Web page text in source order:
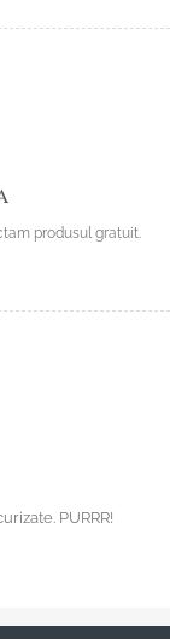
produsul gratuit.
PURRR!